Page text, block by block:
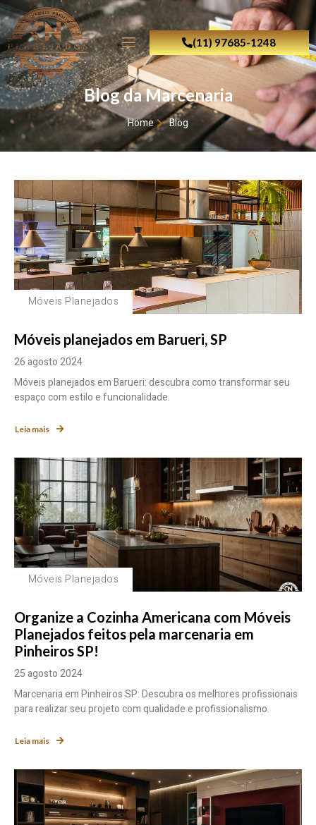
(11) 97685-1248
Blog da Marcenaria
Home Blog
Móveis Planejados
Móveis planejados em Barueri, SP
26 agosto 2024
Móveis planejados em Barueri: descubra como transformar seu
espaço com estilo e funcionalidade.
Leia mais
Móveis Planejados
Organize a Cozinha Americana com Móveis
Planejados feitos pela marcenaria em
Pinheiros SP!
25 agosto 2024
Marcenaria em Pinheiros SP: Descubra os melhores profissionais
para realizar seu projeto com qualidade e profissionalismo.
Leia mais